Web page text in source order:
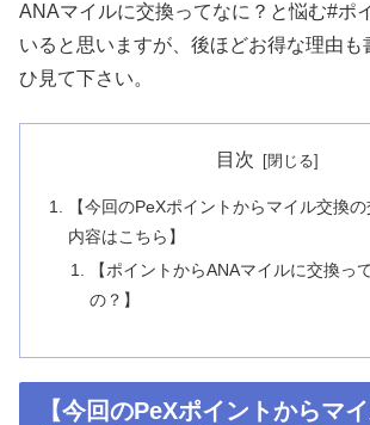
ANAマイルに交換ってなに？と悩む#ポ
いると思いますが、後ほどお得な理由も
ひ見て下さい。
目次
【今回のPeXポイントからマイル交換
内容はこちら】
【ポイントからANAマイルに交換っ
の？】
【今回のPeXポイントからマ